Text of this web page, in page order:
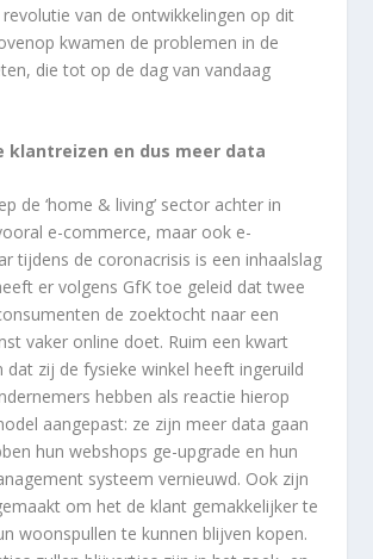
van de ontwikkelingen op dit
kwamen de problemen in de
die tot op de dag van vandaag
klantreizen en dus meer data
de ‘home & living’ sector achter in
e-commerce, maar ook e-
tijdens de coronacrisis is een inhaalslag
er volgens GfK toe geleid dat twee
de zoektocht naar een
vaker online doet. Ruim een kwart
dat zij de fysieke winkel heeft ingeruild
hebben als reactie hierop
aangepast: ze zijn meer data gaan
hun webshops ge-upgrade en hun
systeem vernieuwd. Ook zijn
om het de klant gemakkelijker te
woonspullen te kunnen blijven kopen.